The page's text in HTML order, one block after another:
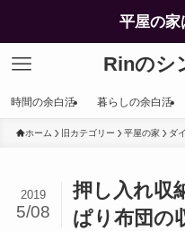
平屋の家
Rinのシ
時間の余白活 暮らしの余白活
ホーム 旧カテゴリー 平屋の家 ダ
押し入れ収
ぱり布団の
2019
5/08